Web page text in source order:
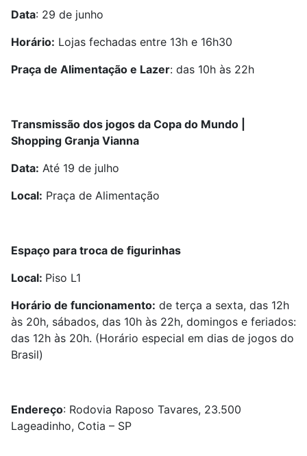
Data: 29 de junho
Horário: Lojas fechadas entre 13h e 16h30
Praça de Alimentação e Lazer: das 10h às 22h
Transmissão dos jogos da Copa do Mundo |
Shopping Granja Vianna
Data: Até 19 de julho
Local: Praça de Alimentação
Espaço para troca de figurinhas
Local: Piso L1
Horário de funcionamento: de terça a sexta, das 12h
às 20h, sábados, das 10h às 22h, domingos e feriados:
das 12h às 20h. (Horário especial em dias de jogos do
Brasil)
Endereço: Rodovia Raposo Tavares, 23.500
Lageadinho, Cotia – SP